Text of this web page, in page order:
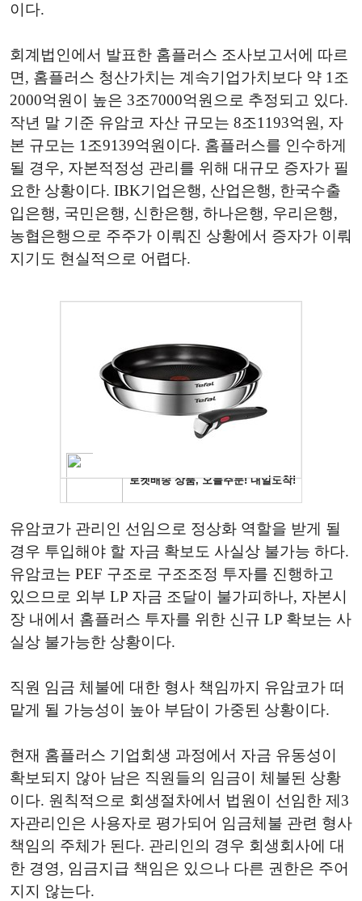
이다.
회계법인에서 발표한 홈플러스 조사보고서에 따르
면, 홈플러스 청산가치는 계속기업가치보다 약 1조
2000억원이 높은 3조7000억원으로 추정되고 있다.
작년 말 기준 유암코 자산 규모는 8조1193억원, 자
본 규모는 1조9139억원이다. 홈플러스를 인수하게
될 경우, 자본적정성 관리를 위해 대규모 증자가 필
요한 상황이다. IBK기업은행, 산업은행, 한국수출
입은행, 국민은행, 신한은행, 하나은행, 우리은행,
농협은행으로 주주가 이뤄진 상황에서 증자가 이뤄
지기도 현실적으로 어렵다.
유암코가 관리인 선임으로 정상화 역할을 받게 될
경우 투입해야 할 자금 확보도 사실상 불가능 하다.
유암코는 PEF 구조로 구조조정 투자를 진행하고
있으므로 외부 LP 자금 조달이 불가피하나, 자본시
장 내에서 홈플러스 투자를 위한 신규 LP 확보는 사
실상 불가능한 상황이다.
직원 임금 체불에 대한 형사 책임까지 유암코가 떠
맡게 될 가능성이 높아 부담이 가중된 상황이다.
현재 홈플러스 기업회생 과정에서 자금 유동성이
확보되지 않아 남은 직원들의 임금이 체불된 상황
이다. 원칙적으로 회생절차에서 법원이 선임한 제3
자관리인은 사용자로 평가되어 임금체불 관련 형사
책임의 주체가 된다. 관리인의 경우 회생회사에 대
한 경영, 임금지급 책임은 있으나 다른 권한은 주어
지지 않는다.